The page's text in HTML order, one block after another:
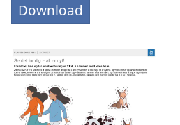
Download